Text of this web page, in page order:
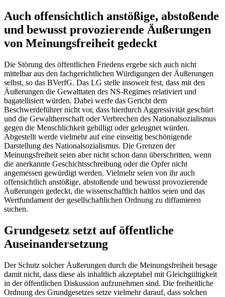
Auch offensichtlich anstößige, abstoßende
und bewusst provozierende Äußerungen
von Meinungsfreiheit gedeckt
Die Störung des öffentlichen Friedens ergebe sich auch nicht
mittelbar aus den fachgerichtlichen Würdigungen der Äußerungen
selbst, so das BVerfG. Das LG stelle insoweit fest, dass mit den
Äußerungen die Gewalttaten des NS-Regimes relativiert und
bagatellisiert würden. Dabei werfe das Gericht dem
Beschwerdeführer nicht vor, dass hierdurch Aggressivität geschürt
und die Gewaltherrschaft oder Verbrechen des Nationalsozialismus
gegen die Menschlichkeit gebilligt oder geleugnet würden.
Abgestellt werde vielmehr auf eine einseitig beschönigende
Darstellung des Nationalsozialismus. Die Grenzen der
Meinungsfreiheit seien aber nicht schon dann überschritten, wenn
die anerkannte Geschichtsschreibung oder die Opfer nicht
angemessen gewürdigt werden. Vielmehr seien von ihr auch
offensichtlich anstößige, abstoßende und bewusst provozierende
Äußerungen gedeckt, die wissenschaftlich haltlos seien und das
Wertfundament der gesellschaftlichen Ordnung zu diffamieren
suchen.
Grundgesetz setzt auf öffentliche
Auseinandersetzung
Der Schutz solcher Äußerungen durch die Meinungsfreiheit besage
damit nicht, dass diese als inhaltlich akzeptabel mit Gleichgültigkeit
in der öffentlichen Diskussion aufzunehmen sind. Die freiheitliche
Ordnung des Grundgesetzes setze vielmehr darauf, dass solchen